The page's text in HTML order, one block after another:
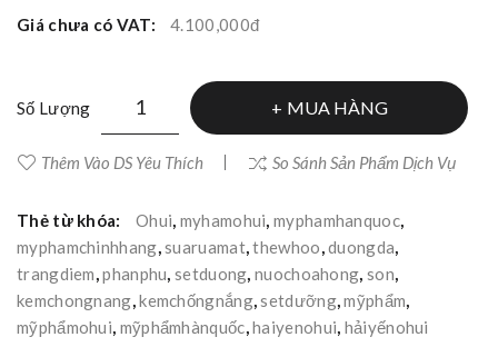
Giá chưa có VAT:
4.100,000đ
Số Lượng MUA HÀNG
Thêm Vào DS Yêu Thích So Sánh Sản Phẩm Dịch Vụ
Thẻ từ khóa: Ohui, myhamohui,myphamhanquoc,
myphamchinhhang,suaruamat,thewhoo,duongda,
trangdiem,phanphu,setduong,nuochoahong, son,
kemchongnang,kemchốngnắng,setdưỡng,mỹphẩm,
mỹphẩmohui, mỹphẩmhànquốc,haiyenohui, hảiyếnohui